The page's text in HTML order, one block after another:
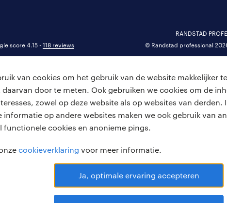
van cookies om het gebruik van de website makkelijker
door te meten. Ook gebruiken we cookies om de
zowel op deze website als op websites van
op andere websites maken we ook gebruik van
functionele cookies en anonieme pings.
cookieverklaring voor meer informatie.
Ja, optimale ervaring accepteren
score 4.15 - 118 reviews
RANDSTAD
© Randstad professional